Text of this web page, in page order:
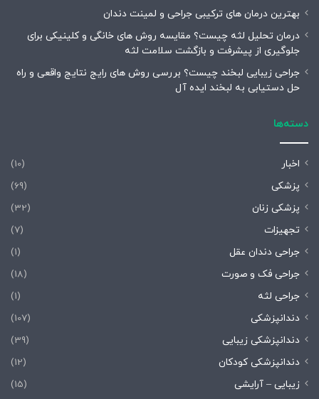
بهترین درمان های ترکیبی جراحی و لمینت دندان
درمان تحلیل لثه چیست؟ مقایسه روش های خانگی و کلینیکی برای
جلوگیری از پیشرفت و بازگشت سلامت لثه
جراحی زیبایی لبخند چیست؟ بررسی روش های رایج نتایج واقعی و راه
حل دستیابی به لبخند ایده آل
دسته‌ها
اخبار
(10)
پزشکی
(69)
پزشکی زنان
(32)
تجهیزات
(7)
جراحی دندان عقل
(1)
جراحی فک و صورت
(18)
جراحی لثه
(1)
دندانپزشکی
(107)
دندانپزشکی زیبایی
(39)
دندانپزشکی کودکان
(12)
زیبایی – آرایشی
(15)